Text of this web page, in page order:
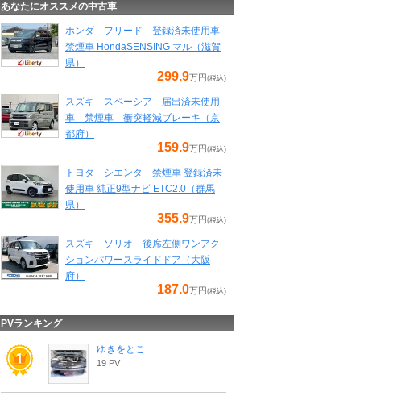
あなたにオススメの中古車
ホンダ フリード 登録済未使用車
禁煙車 HondaSENSING マル（滋賀
県）
299.9万円 (税込)
スズキ スペーシア 届出済未使用
車 禁煙車 衝突軽減ブレーキ（京
都府）
159.9万円 (税込)
トヨタ シエンタ 禁煙車 登録済未
使用車 純正9型ナビ ETC2.0（群馬
県）
355.9万円 (税込)
スズキ ソリオ 後席左側ワンアク
ションパワースライドドア（大阪
府）
187.0万円 (税込)
PVランキング
ゆきをとこ
19 PV